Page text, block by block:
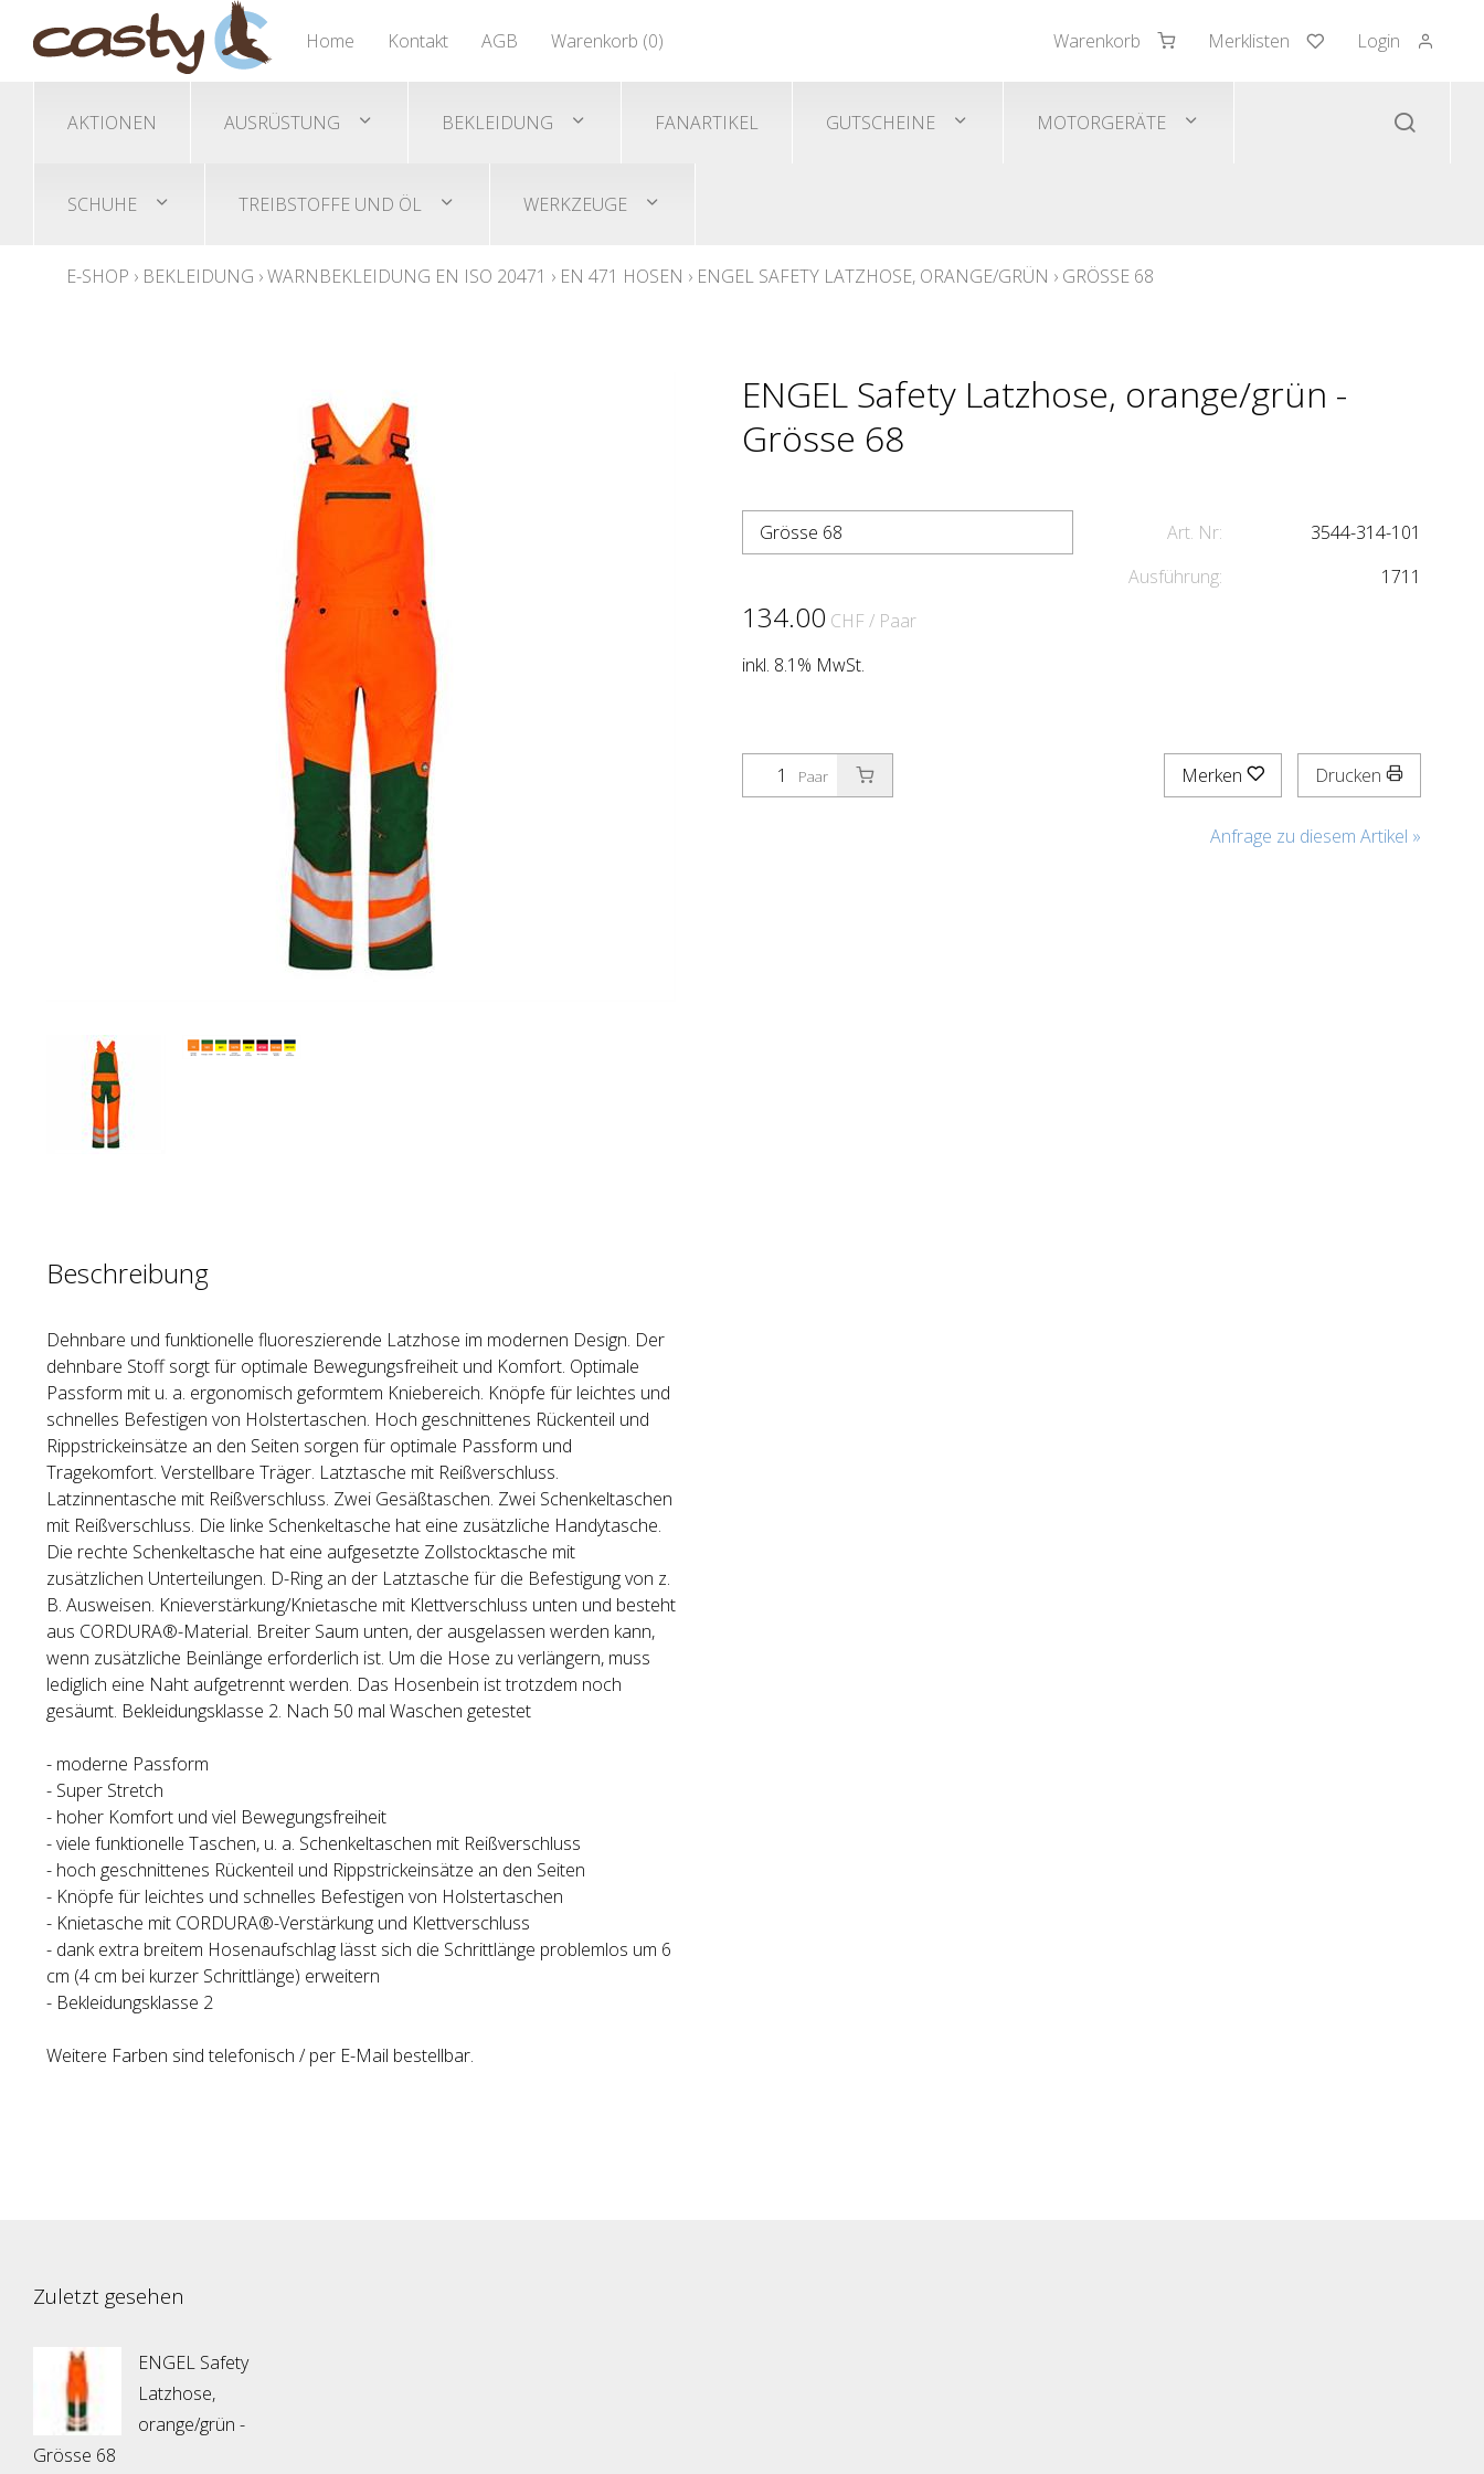
Warenkorb Merklisten Login
Home Kontakt AGB Warenkorb (0)
AKTIONEN AUSRÜSTUNG
Gehörschutz
Helme/Helmset
BEKLEIDUNG FANARTIKEL GUTSCHEINE MOTORGERÄTE
Trimmer/Freischneidegeräte
Akku-Trimmer
SCHUHE
Übersicht
TREIBSTOFFE UND ÖL
Übersicht
WERKZEUGE
Übersicht
E-SHOP › BEKLEIDUNG ›WARNBEKLEIDUNG EN ISO 20471 › EN 471 HOSEN › ENGEL SAFETY LATZHOSE, ORANGE/GRÜN › GRÖSSE 68
ENGEL Safety Latzhose, orange/grün -
Grösse 68
Grösse 68
134.00 CHF / Paar
inkl. 8.1% MwSt.
Art. Nr:
3544-314-101
Ausführung:
1711
Paar Merken Drucken
Anfrage zu diesem Artikel »
Beschreibung
Dehnbare und funktionelle fluoreszierende Latzhose im modernen Design. Der
dehnbare Stoff sorgt für optimale Bewegungsfreiheit und Komfort. Optimale
Passform mit u. a. ergonomisch geformtem Kniebereich. Knöpfe für leichtes und
schnelles Befestigen von Holstertaschen. Hoch geschnittenes Rückenteil und
Rippstrickeinsätze an den Seiten sorgen für optimale Passform und
Tragekomfort. Verstellbare Träger. Latztasche mit Reißverschluss.
Latzinnentasche mit Reißverschluss. Zwei Gesäßtaschen. Zwei Schenkeltaschen
mit Reißverschluss. Die linke Schenkeltasche hat eine zusätzliche Handytasche.
Die rechte Schenkeltasche hat eine aufgesetzte Zollstocktasche mit
zusätzlichen Unterteilungen. D-Ring an der Latztasche für die Befestigung von z.
B. Ausweisen. Knieverstärkung/Knietasche mit Klettverschluss unten und besteht
aus CORDURA®-Material. Breiter Saum unten, der ausgelassen werden kann,
wenn zusätzliche Beinlänge erforderlich ist. Um die Hose zu verlängern, muss
lediglich eine Naht aufgetrennt werden. Das Hosenbein ist trotzdem noch
gesäumt. Bekleidungsklasse 2. Nach 50 mal Waschen getestet
- moderne Passform
- Super Stretch
- hoher Komfort und viel Bewegungsfreiheit
- viele funktionelle Taschen, u. a. Schenkeltaschen mit Reißverschluss
- hoch geschnittenes Rückenteil und Rippstrickeinsätze an den Seiten
- Knöpfe für leichtes und schnelles Befestigen von Holstertaschen
- Knietasche mit CORDURA®-Verstärkung und Klettverschluss
- dank extra breitem Hosenaufschlag lässt sich die Schrittlänge problemlos um 6
cm (4 cm bei kurzer Schrittlänge) erweitern
- Bekleidungsklasse 2
Weitere Farben sind telefonisch / per E-Mail bestellbar.
Zuletzt gesehen
ENGEL Safety
Latzhose,
orange/grün -
Grösse 68